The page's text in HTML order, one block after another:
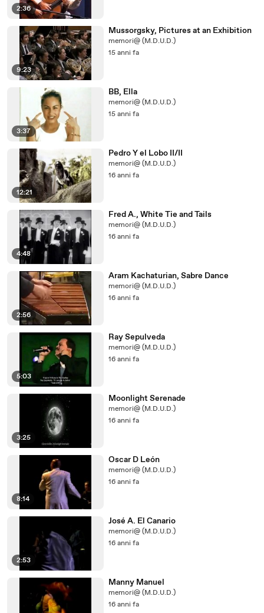
2:36
9:23
Mussorgsky, Pictures at an Exhibition
memori@ (M.D.U.D.)
15 anni fa
3:37
BB, Ella
memori@ (M.D.U.D.)
15 anni fa
12:21
Pedro Y el Lobo II/II
memori@ (M.D.U.D.)
16 anni fa
4:48
Fred A., White Tie and Tails
memori@ (M.D.U.D.)
16 anni fa
2:56
Aram Kachaturian, Sabre Dance
memori@ (M.D.U.D.)
16 anni fa
5:03
Ray Sepulveda
memori@ (M.D.U.D.)
16 anni fa
3:25
Moonlight Serenade
memori@ (M.D.U.D.)
16 anni fa
8:14
Oscar D León
memori@ (M.D.U.D.)
16 anni fa
2:53
José A. El Canario
memori@ (M.D.U.D.)
16 anni fa
Manny Manuel
memori@ (M.D.U.D.)
16 anni fa